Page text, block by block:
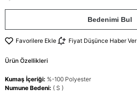
Bedenimi Bul
Favorilere Ekle Fiyat Düşünce Haber Ver
Ürün Özellikleri
Kumaş İçeriği: %-100 Polyester
Numune Bedeni: ( S )